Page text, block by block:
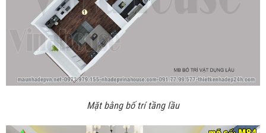
Mặt bằng bố trí tầng lầu